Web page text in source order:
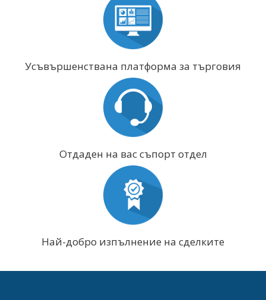
Усъвършенствана платформа за търговия
Отдаден на вас съпорт отдел
Най-добро изпълнение на сделките